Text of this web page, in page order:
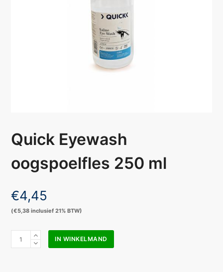
Quick Eyewash
oogspoelfles 250 ml
€4,45
(€5,38 inclusief 21% BTW)
Eyewash
IN WINKELMAND